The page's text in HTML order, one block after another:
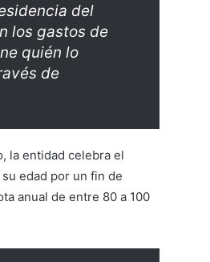
del
los gastos de
quién lo
de
la entidad celebra el
edad por un fin de
anual de entre 80 a 100